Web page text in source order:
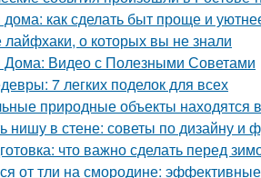
как сделать быт проще и
о которых вы не знали
Видео с Полезными Советами
7 легких поделок для всех
природные объекты находятся
нишу в стене: советы по дизайну и
что важно сделать перед
от тли на смородине: